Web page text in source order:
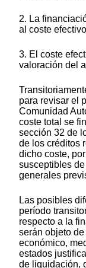
2. La
al coste
3. El coste
valoración del
para revisar el
Comunidad
coste total se
sección 32 de
de los créditos
dicho coste,
susceptibles
generales
Las posibles
período
respecto a la
serán objeto
económico,
estados
de liquidación,